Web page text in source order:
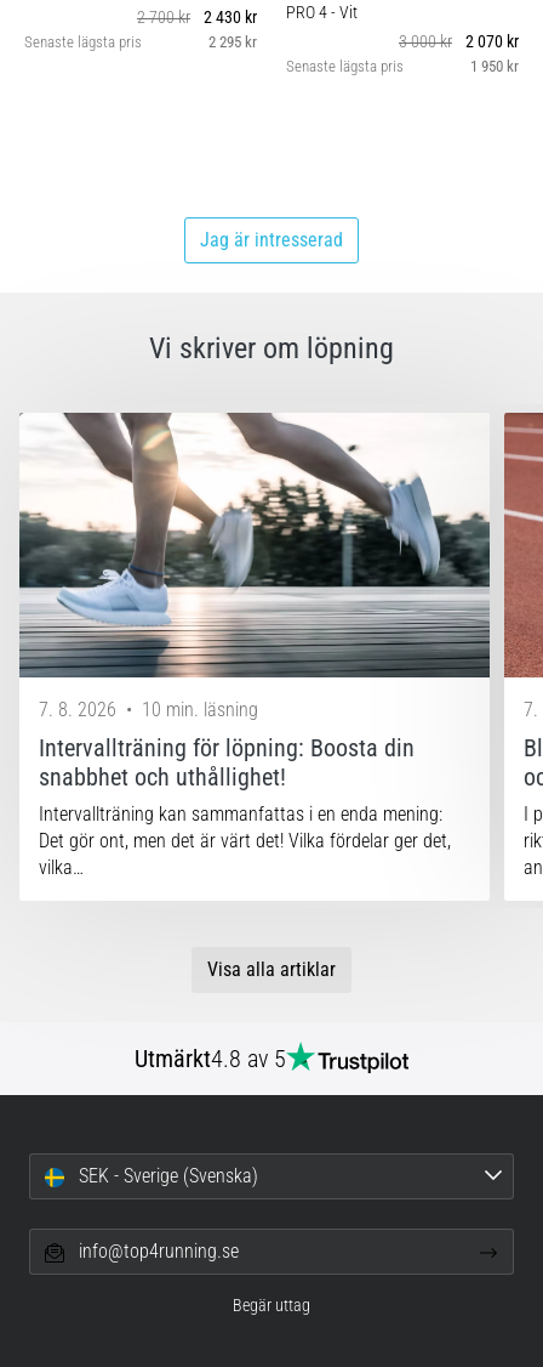
2 700 kr
2 430 kr
Senaste lägsta pris 2 295 kr
PRO 4- Vit
3 000 kr
2 070 kr
Senaste lägsta pris 1 950 kr
Jag är intresserad
Vi skriver om löpning
7. 8. 2026 • 10 min. läsning
Intervallträning för löpning: Boosta din
snabbhet och uthållighet!
Intervallträning kan sammanfattas i en enda mening:
Det gör ont, men det är värt det! Vilka fördelar ger det,
vilka…
7.
I
Visa alla artiklar
Utmärkt4.8 av 5
SEK - Sverige (Svenska)
info@top4running.se
Begär uttag